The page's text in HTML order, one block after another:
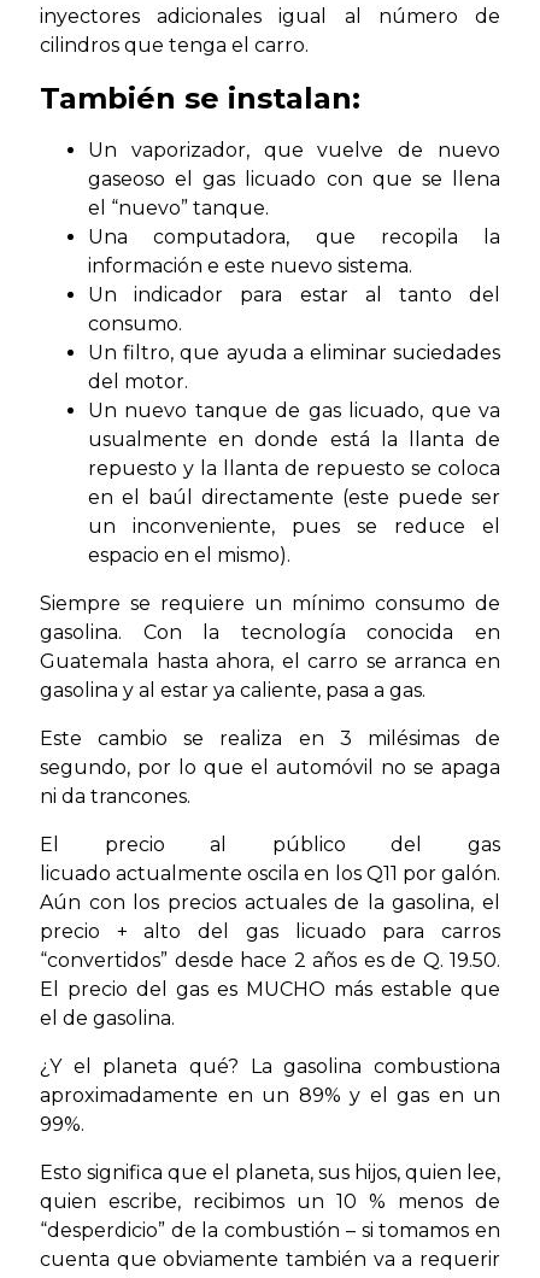
inyectores adicionales igual al número de
cilindros que tenga el carro.
También se instalan:
Un vaporizador, que vuelve de nuevo
gaseoso el gas licuado con que se llena
el “nuevo” tanque.
Una computadora, que recopila la
información e este nuevo sistema.
Un indicador para estar al tanto del
consumo.
Un filtro, que ayuda a eliminar suciedades
del motor.
Un nuevo tanque de gas licuado, que va
usualmente en donde está la llanta de
repuesto y la llanta de repuesto se coloca
en el baúl directamente (este puede ser
un inconveniente, pues se reduce el
espacio en el mismo).
Siempre se requiere un mínimo consumo de
gasolina. Con la tecnología conocida en
Guatemala hasta ahora, el carro se arranca en
gasolina y al estar ya caliente, pasa a gas.
Este cambio se realiza en 3 milésimas de
segundo, por lo que el automóvil no se apaga
ni da trancones.
El precio al público del gas
licuado actualmente oscila en los Q11 por galón.
Aún con los precios actuales de la gasolina, el
precio + alto del gas licuado para carros
“convertidos” desde hace 2 años es de Q. 19.50.
El precio del gas es MUCHO más estable que
el de gasolina.
¿Y el planeta qué? La gasolina combustiona
aproximadamente en un 89% y el gas en un
99%.
Esto significa que el planeta, sus hijos, quien lee,
quien escribe, recibimos un 10 % menos de
“desperdicio” de la combustión – si tomamos en
cuenta que obviamente también va a requerir